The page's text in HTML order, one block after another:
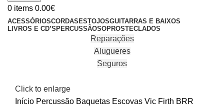
0 items 0.00€
ACESSÓRIOSCORDAS ESTOJOSGUITARRAS E BAIXOS
LIVROS E CD’S PERCUSSÃOSOPROSTECLADOS
Reparações
Alugueres
Seguros
Click to enlarge
Início Percussão Baquetas Escovas Vic Firth BRR